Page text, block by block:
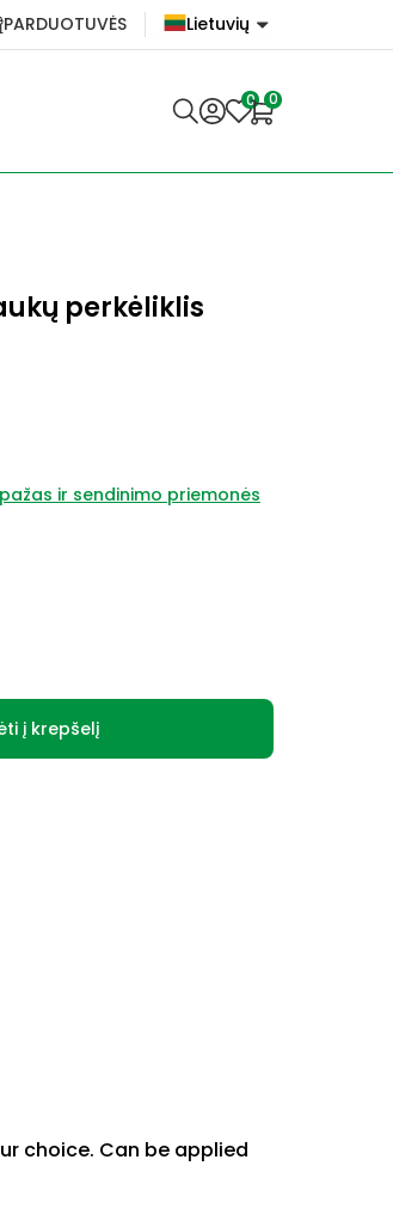
PARDUOTUVĖS
Lietuvių
Lietuvių
0 0
perkėliklis
ir sendinimo priemonės
į krepšelį
choice. Can be applied